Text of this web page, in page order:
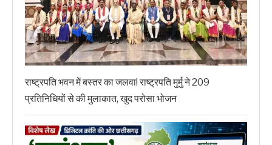
राष्ट्रपति भवन में बस्तर का जलवा! राष्ट्रपति मुर्मु ने 209
प्रतिनिधियों से की मुलाकात, खुद परोसा भोजन